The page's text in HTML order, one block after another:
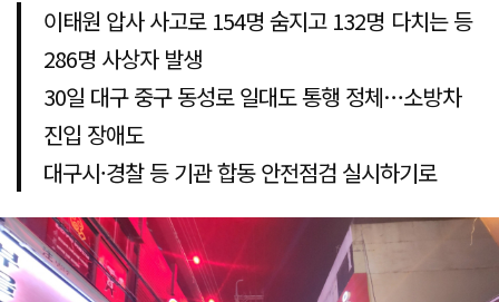
이태원 압사 사고로 154명 숨지고 132명 다치는 등
286명 사상자 발생
30일 대구 중구 동성로 일대도 통행 정체…소방차
진입 장애도
대구시·경찰 등 기관 합동 안전점검 실시하기로